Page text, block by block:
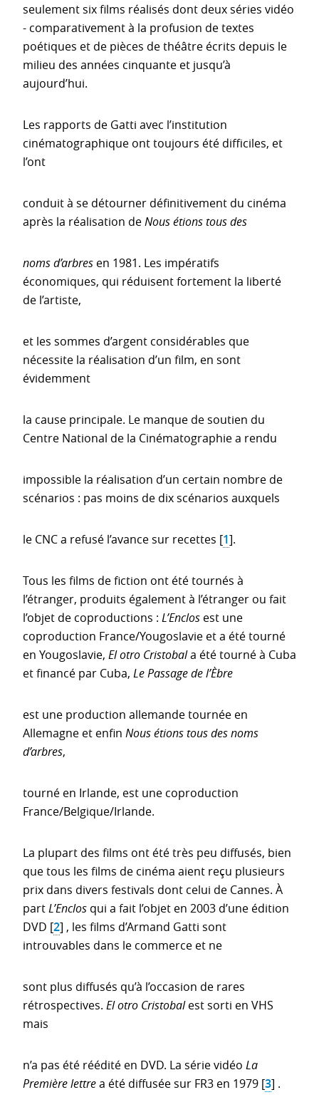
seulement six films réalisés dont deux séries vidéo
- comparativement à la profusion de textes
poétiques et de pièces de théâtre écrits depuis le
milieu des années cinquante et jusqu’à
aujourd’hui.
Les rapports de Gatti avec l’institution
cinématographique ont toujours été difficiles, et
l’ont
conduit à se détourner définitivement du cinéma
après la réalisation deNous étions tous des
noms d’arbres en 1981. Les impératifs
économiques, qui réduisent fortement la liberté
de l’artiste,
et les sommes d’argent considérables que
nécessite la réalisation d’un film, en sont
évidemment
la cause principale. Le manque de soutien du
Centre National de la Cinématographie a rendu
impossible la réalisation d’un certain nombre de
scénarios : pas moins de dix scénarios auxquels
le CNC a refusé l’avance sur recettes [1].
Tous les films de fiction ont été tournés à
l’étranger, produits également à l’étranger ou fait
l’objet de coproductions : L’Enclos est une
coproduction France/Yougoslavie et a été tourné
en Yougoslavie, El otro Cristobala été tourné à Cuba
et financé par Cuba, Le Passage de l’Èbre
est une production allemande tournée en
Allemagne et enfin Nous étions tous des noms
d’arbres,
tourné en Irlande, est une coproduction
France/Belgique/Irlande.
La plupart des films ont été très peu diffusés, bien
que tous les films de cinéma aient reçu plusieurs
prix dans divers festivals dont celui de Cannes. À
partL’Enclos qui a fait l’objet en 2003 d’une édition
DVD [2] , les films d’Armand Gatti sont
introuvables dans le commerce et ne
sont plus diffusés qu’à l’occasion de rares
rétrospectives. El otro Cristobalest sorti en VHS
mais
n’a pas été réédité en DVD. La série vidéo La
Première lettrea été diffusée sur FR3 en 1979 [3] .